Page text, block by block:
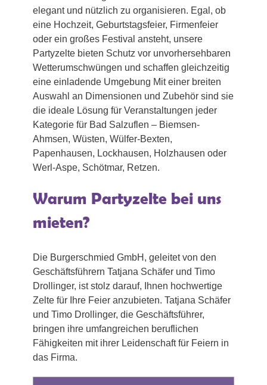
elegant und nützlich zu organisieren. Egal, ob
eine Hochzeit, Geburtstagsfeier, Firmenfeier
oder ein großes Festival ansteht, unsere
Partyzelte bieten Schutz vor unvorhersehbaren
Wetterumschwüngen und schaffen gleichzeitig
eine einladende Umgebung Mit einer breiten
Auswahl an Dimensionen und Zubehör sind sie
die ideale Lösung für Veranstaltungen jeder
Kategorie für Bad Salzuflen – Biemsen-
Ahmsen, Wüsten, Wülfer-Bexten,
Papenhausen, Lockhausen, Holzhausen oder
Werl-Aspe, Schötmar, Retzen.
Warum Partyzelte bei uns
mieten?
Die Burgerschmied GmbH, geleitet von den
Geschäftsführern Tatjana Schäfer und Timo
Drollinger, ist stolz darauf, Ihnen hochwertige
Zelte für Ihre Feier anzubieten. Tatjana Schäfer
und Timo Drollinger, die Geschäftsführer,
bringen ihre umfangreichen beruflichen
Fähigkeiten mit ihrer Leidenschaft für Feiern in
das Firma.